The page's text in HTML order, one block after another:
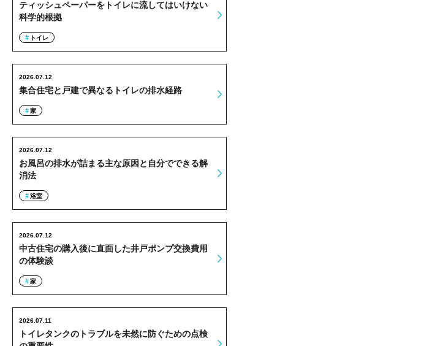
ティッシュペーパーをトイレに流してはいけない
科学的根拠
トイレ
集合住宅と戸建で異なるトイレの排水経路
2026.07.12
家
お風呂の排水が詰まる主な原因と自分でできる解
消法
2026.07.12
浴室
中古住宅の購入後に直面した井戸ポンプ交換費用
の体験談
2026.07.12
家
トイレタンクのトラブルを未然に防ぐための点検
2026.07.11